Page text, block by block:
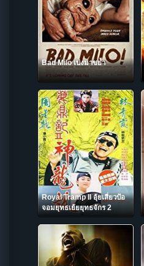
Bad Milo เบ่งมาขย้ำ
Royal Tramp II อุ้ยเสี่ยวป้อ
จอมยุทธเย้ยยุทธจักร 2